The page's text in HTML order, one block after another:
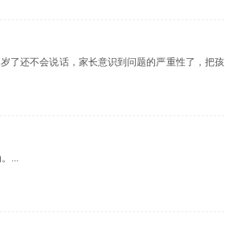
了还不会说话，家长意识到问题的严重性了，把孩
...